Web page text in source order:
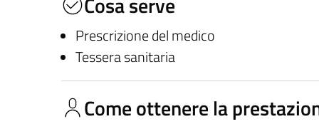
Prescrizione del medico
Tessera sanitaria
Come ottenere la